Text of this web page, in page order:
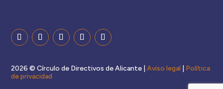
2026 © Círculo de Directivos de Alicante |Aviso legal
Política
de privacidad